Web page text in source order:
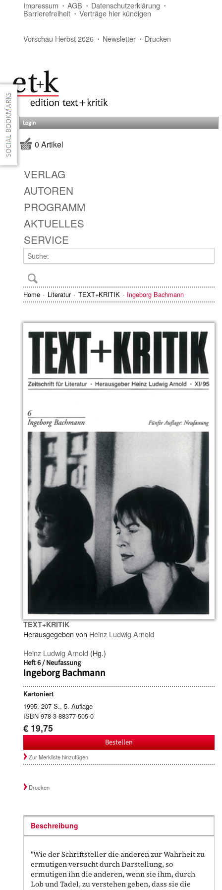
Impressum AGB Datenschutzerklärung
Barrierefreiheit Verträge hier kündigen
Vorschau Herbst 2026 Newsletter Drucken
Login
0 Artikel
VERLAG
AUTOREN
PROGRAMM
AKTUELLES
SERVICE
Home Literatur TEXT+KRITIK Ingeborg Bachmann
TEXT+KRITIK
Herausgegeben von Heinz Ludwig Arnold
Heinz Ludwig Arnold (Hg.)
Heft 6 / Neufassung
Ingeborg Bachmann
Kartoniert
1995, 207 S., 5. Auflage
ISBN 978-3-88377-505-0
€ 19,75
Bestellen
Zur Merkliste hinzufügen
Drucken
Beschreibung
"Wie der Schriftsteller die anderen zur Wahrheit zu
ermutigen versucht durch Darstellung, so
ermutigen ihn die anderen, wenn sie ihm, durch
Lob und Tadel, zu verstehen geben, dass sie die